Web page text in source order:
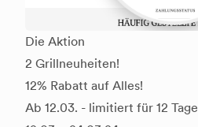
Die Aktion
2 Grillneuheiten!
12% Rabatt auf Alles!
Ab 12.03. - limitiert für 12 Tage